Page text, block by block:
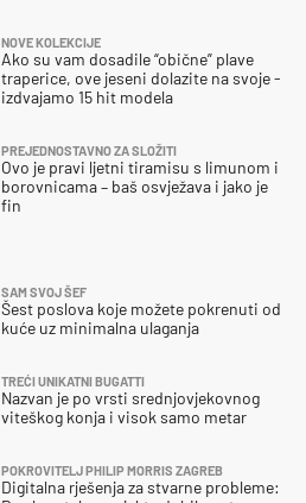
SAM SVOJ ŠEF
Šest poslova koje možete pokrenuti od
kuće uz minimalna ulaganja
TREĆI UNIKATNI BUGATTI
Nazvan je po vrsti srednjovjekovnog
viteškog konja i visok samo metar
POKROVITELJ PHILIP MORRIS ZAGREB
Digitalna rješenja za stvarne probleme:
NOVE KOLEKCIJE
Ako su vam dosadile “obične” plave
traperice, ove jeseni dolazite na svoje -
izdvajamo 15 hit modela
PREJEDNOSTAVNO ZA SLOŽITI
Ovo je pravi ljetni tiramisu s limunom i
borovnicama – baš osvježava i jako je
fin